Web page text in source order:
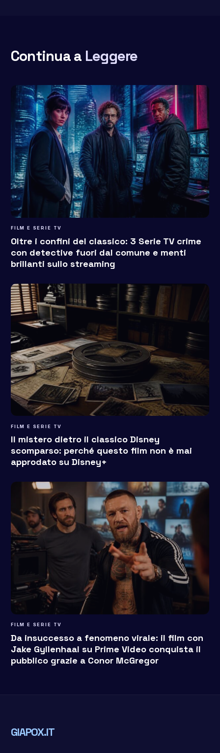
Continua a Leggere
FILM E SERIE TV
Oltre i confini del classico: 3 Serie TV crime
con detective fuori dal comune e menti
brillanti sullo streaming
FILM E SERIE TV
Il mistero dietro il classico Disney
scomparso: perché questo film non è mai
approdato su Disney+
FILM E SERIE TV
Da insuccesso a fenomeno virale: il film con
Jake Gyllenhaal su Prime Video conquista il
pubblico grazie a Conor McGregor
GIAPOX.IT